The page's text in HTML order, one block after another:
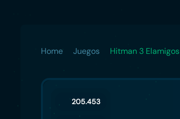
Home Juegos Hitman 3 Elamigos
205.453